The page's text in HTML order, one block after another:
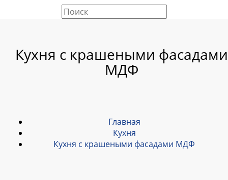
Кухня с крашеными фасадами
МДФ
Главная
Кухня
Кухня с крашеными фасадами МДФ